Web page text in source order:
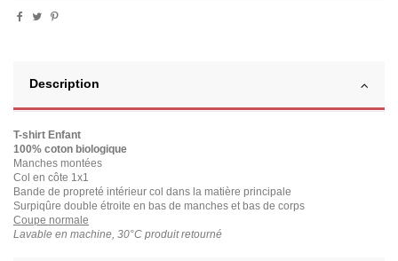
Description
T-shirt Enfant
100% coton biologique
Manches montées
Col en côte 1x1
Bande de propreté intérieur col dans la matière principale
Surpiqûre double étroite en bas de manches et bas de corps
Coupe normale
Lavable en machine, 30°C produit retourné